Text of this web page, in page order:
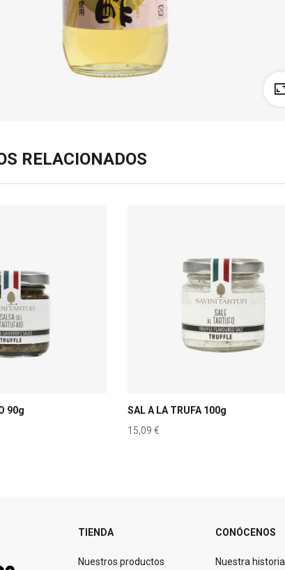
RELACIONADOS
90g
SAL A LA TRUFA 100g
15,09 €
TIENDA
Nuestros productos
CONÓCENOS
Nuestra historia